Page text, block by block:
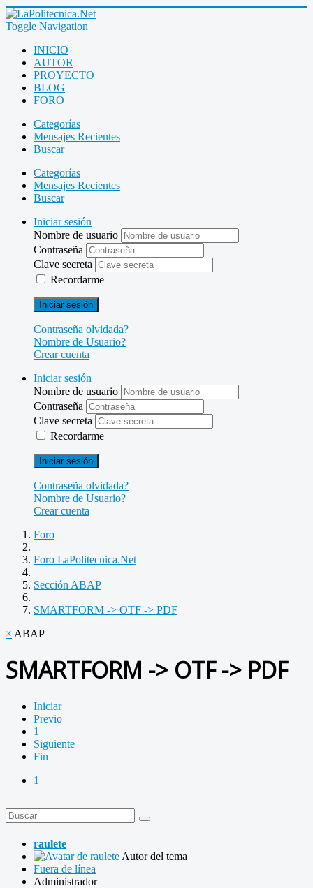
Toggle Navigation
INICIO
AUTOR
PROYECTO
BLOG
FORO
Categorías
Mensajes Recientes
Buscar
Categorías
Mensajes Recientes
Buscar
Iniciar sesión
Nombre de usuario
Contraseña
Clave secreta
Recordarme
Iniciar sesión
Contraseña olvidada?
Nombre de Usuario?
Crear cuenta
Iniciar sesión
Nombre de usuario
Contraseña
Clave secreta
Recordarme
Iniciar sesión
Contraseña olvidada?
Nombre de Usuario?
Crear cuenta
Foro
Foro LaPolitecnica.Net
Sección ABAP
SMARTFORM -> OTF -> PDF
× ABAP
SMARTFORM -> OTF -> PDF
Iniciar
Previo
1
Siguiente
Fin
1
raulete
Autor del tema
Fuera de línea
Administrador